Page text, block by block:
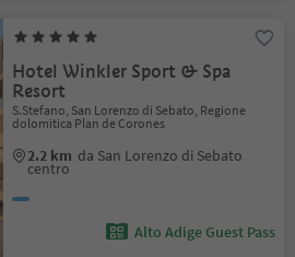
Hotel Winkler Sport & Spa
Resort
S.Stefano, San Lorenzo di Sebato, Regione
dolomitica Plan de Corones
2.2 km da San Lorenzo di Sebato
centro
Alto Adige Guest Pass